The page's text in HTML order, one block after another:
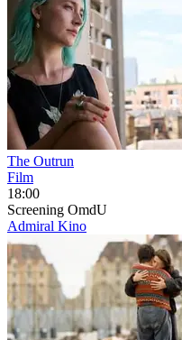
The Outrun
Film
18:00
Screening OmdU
Admiral Kino